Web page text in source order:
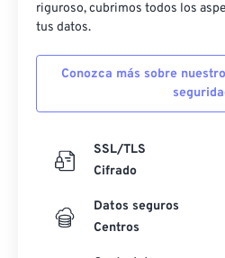
riguroso, cubrimos todos los
tus datos.
Conozca más sobre
SSL/TLS
Cifrado
Datos seguros
Centros